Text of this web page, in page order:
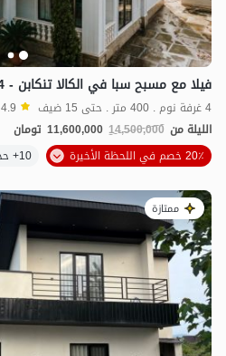
فيلا مع مسبح سبا في الكالا تنكابن - 4 غرف نوم
4 غرفة نوم . 400 متر . حتى 15 ضيف 4.9
الليلة من 14,500,000
11,600,000 تومان
20٪ خصم في اللحظة الأخيرة
10+ حجز ناجح
ممتازة